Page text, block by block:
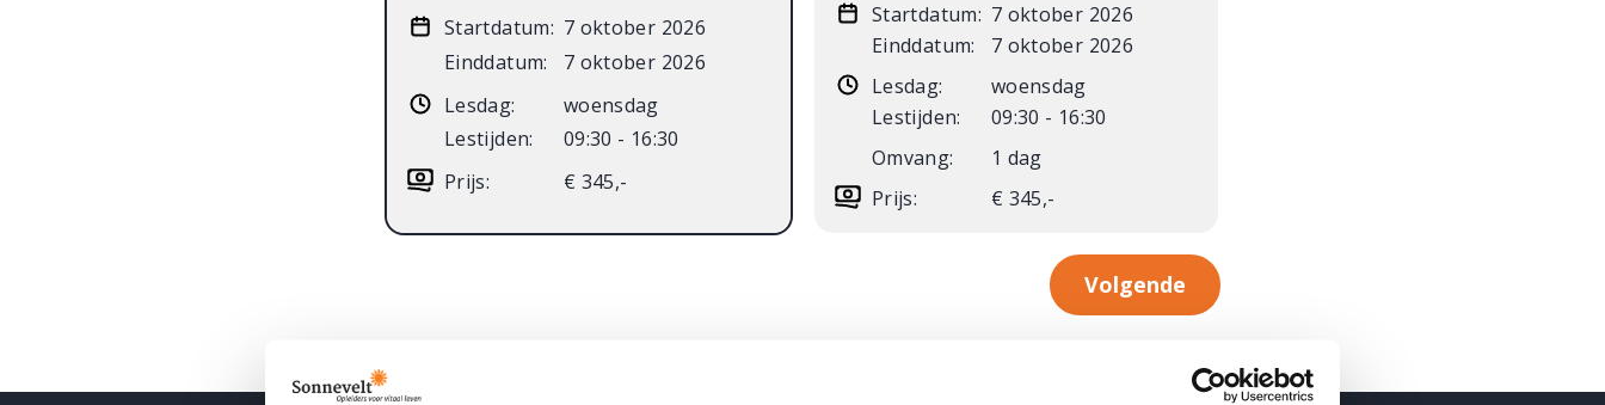
Startdatum: 7 oktober 2026
Einddatum:
7 oktober 2026
Lesdag:
woensdag
Lestijden:
09:30 - 16:30
Prijs:
€ 345,-
Startdatum: 7 oktober 2026
Einddatum:
7 oktober 2026
Lesdag:
woensdag
Lestijden:
09:30 - 16:30
Omvang:
1 dag
Prijs:
€ 345,-
Volgende